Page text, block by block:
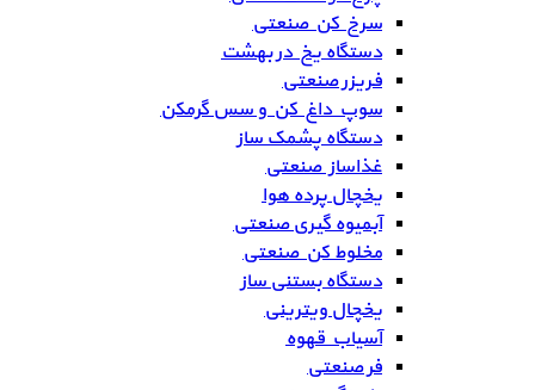
سرخ کن صنعتی
دستگاه یخ در بهشت
فریزر صنعتی
سوپ داغ کن و سس گرمکن
دستگاه پشمک ساز
غذاساز صنعتی
یخچال پرده هوا
آبمیوه گیری صنعتی
مخلوط کن صنعتی
دستگاه بستنی ساز
یخچال ویترینی
آسیاب قهوه
فر صنعتی